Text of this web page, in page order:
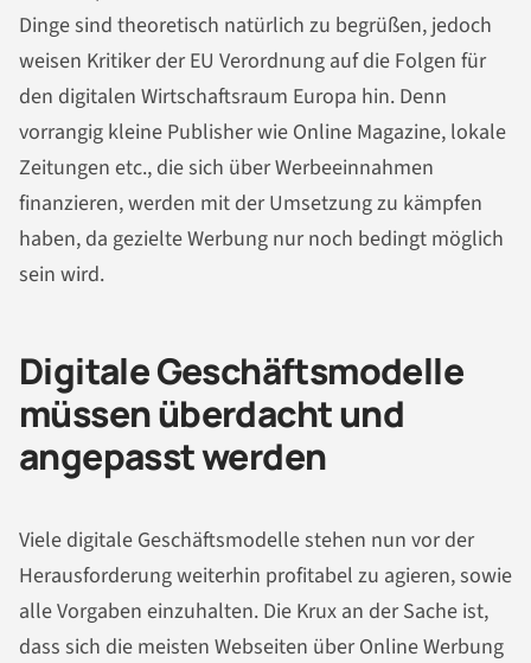
Dinge sind theoretisch natürlich zu begrüßen, jedoch
weisen Kritiker der EU Verordnung auf die Folgen für
den digitalen Wirtschaftsraum Europa hin. Denn
vorrangig kleine Publisher wie Online Magazine, lokale
Zeitungen etc., die sich über Werbeeinnahmen
finanzieren, werden mit der Umsetzung zu kämpfen
haben, da gezielte Werbung nur noch bedingt möglich
sein wird.
Digitale Geschäftsmodelle
müssen überdacht und
angepasst werden
Viele digitale Geschäftsmodelle stehen nun vor der
Herausforderung weiterhin profitabel zu agieren, sowie
alle Vorgaben einzuhalten. Die Krux an der Sache ist,
dass sich die meisten Webseiten über Online Werbung